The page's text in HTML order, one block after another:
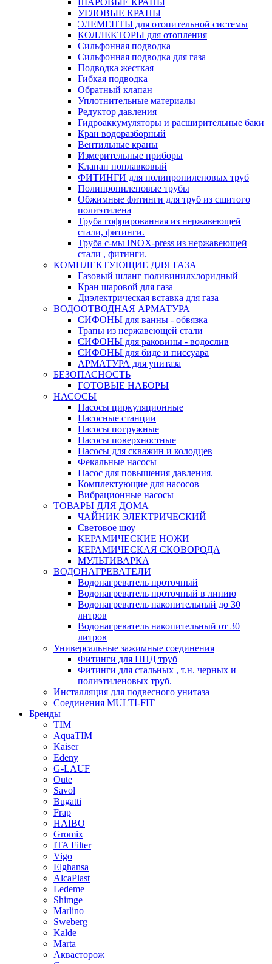
ШАРОВЫЕ КРАНЫ
УГЛОВЫЕ КРАНЫ
ЭЛЕМЕНТЫ для отопительной системы
КОЛЛЕКТОРЫ для отопления
Сильфонная подводка
Cильфонная подводка для газа
Подводка жесткая
Гибкая подводка
Обратный клапан
Уплотнительные материалы
Редуктор давления
Гидроаккумуляторы и расширительные баки
Кран водоразборный
Вентильные краны
Измерительные приборы
Клапан поплавковый
ФИТИНГИ для полипропиленовых труб
Полипропиленовые трубы
Обжимные фитинги для труб из сшитого
полиэтилена
Труба гофрированная из нержавеющей
стали, фитинги.
Труба с-мы INOX-press из нержавеющей
стали , фитинги.
КОМПЛЕКТУЮЩИЕ ДЛЯ ГАЗА
Газовый шланг поливинилхлоридный
Кран шаровой для газа
Диэлектрическая вставка для газа
ВОДООТВОДНАЯ АРМАТУРА
СИФОНЫ для ванны - обвязка
Трапы из нержавеющей стали
СИФОНЫ для раковины - водослив
СИФОНЫ для биде и писсуара
АРМАТУРА для унитаза
БЕЗОПАСНОСТЬ
ГОТОВЫЕ НАБОРЫ
НАСОСЫ
Насосы циркуляционные
Насосные станции
Насосы погружные
Насосы поверхностные
Насосы для скважин и колодцев
Фекальные насосы
Насос для повышения давления.
Комплектующие для насосов
Вибрационные насосы
ТОВАРЫ ДЛЯ ДОМА
ЧАЙНИК ЭЛЕКТРИЧЕСКИЙ
Световое шоу
КЕРАМИЧЕСКИЕ НОЖИ
КЕРАМИЧЕСКАЯ СКОВОРОДА
МУЛЬТИВАРКА
ВОДОНАГРЕВАТЕЛИ
Водонагреватель проточный
Водонагреватель проточный в линию
Водонагреватель накопительный до 30
литров
Водонагреватель накопительный от 30
литров
Универсальные зажимные соединения
Фитинги для ПНД труб
Фитинги для стальных , т.н. черных и
полиэтиленовых труб.
Инсталляция для подвесного унитаза
Соединения MULTI-FIT
Бренды
TIM
AquaTIM
Kaiser
Edeny
G-LAUF
Oute
Savol
Bugatti
Frap
HAIBO
Gromix
ITA Filter
Vigo
Elghansa
AlcaPlast
Ledeme
Shimge
Marlino
Sweberg
Kalde
Marta
Аквасторож